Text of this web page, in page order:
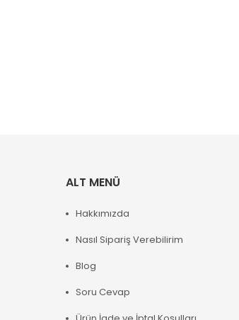
ALT MENÜ
Hakkımızda
Nasıl Sipariş Verebilirim
Blog
Soru Cevap